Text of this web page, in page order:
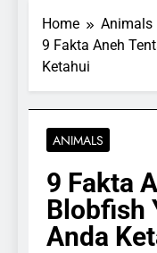
Home
Animals
9 Fakta Aneh
Ketahui
ANIMALS
9 Fakta
Blobfish
Anda